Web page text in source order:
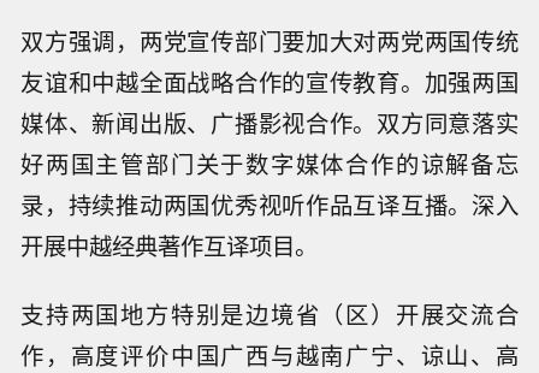
双方强调，两党宣传部门要加大对两党两国传统
友谊和中越全面战略合作的宣传教育。加强两国
媒体、新闻出版、广播影视合作。双方同意落实
好两国主管部门关于数字媒体合作的谅解备忘
录，持续推动两国优秀视听作品互译互播。深入
开展中越经典著作互译项目。
支持两国地方特别是边境省（区）开展交流合
作，高度评价中国广西与越南广宁、谅山、高